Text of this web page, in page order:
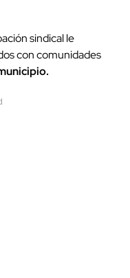
sindical le
con comunidades